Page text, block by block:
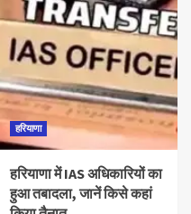
हरियाणा
हरियाणा में IAS अधिकारियों का
हुआ तबादला, जानें किसे कहां